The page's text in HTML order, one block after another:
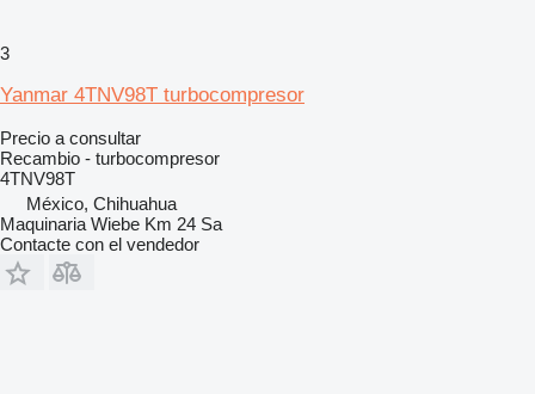
3
Yanmar 4TNV98T turbocompresor
Precio a consultar
Recambio - turbocompresor
4TNV98T
México, Chihuahua
Maquinaria Wiebe Km 24 Sa
Contacte con el vendedor